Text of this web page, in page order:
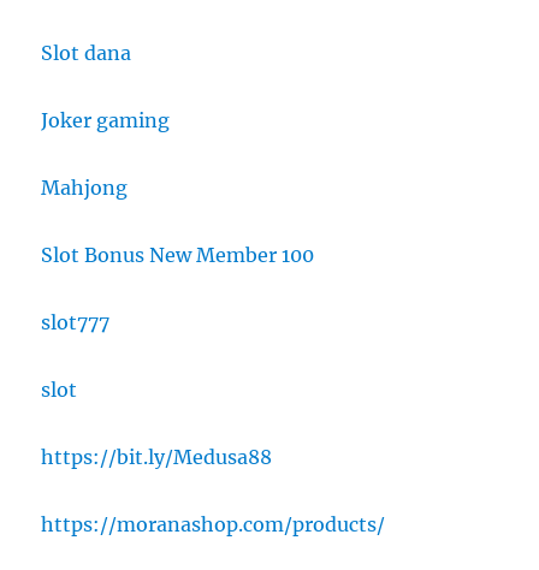
Slot dana
Joker gaming
Mahjong
Slot Bonus New Member 100
slot777
slot
https://bit.ly/Medusa88
https://moranashop.com/products/